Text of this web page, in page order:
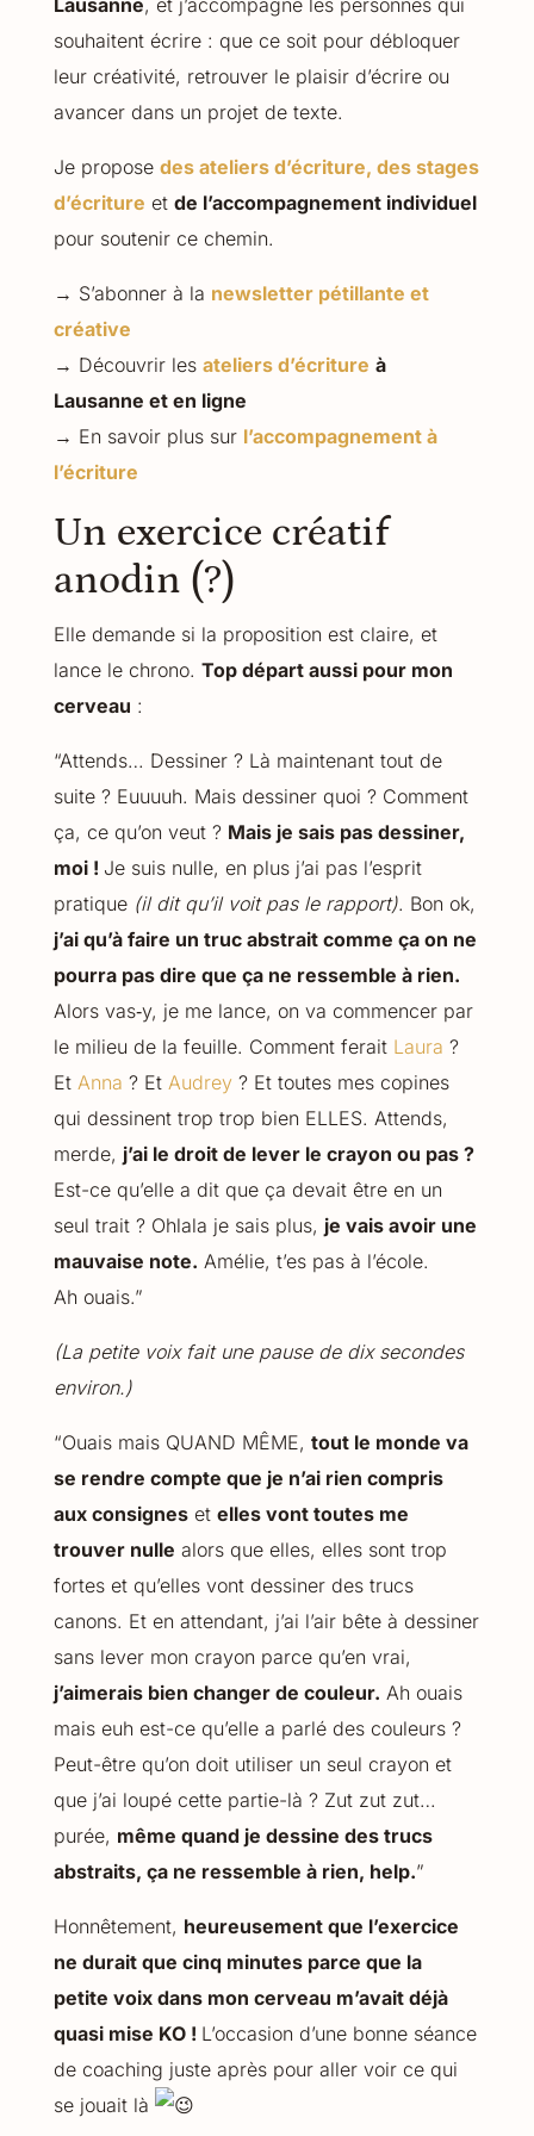
Lausanne, et j’accompagne les personnes qui
souhaitent écrire : que ce soit pour débloquer
leur créativité, retrouver le plaisir d’écrire ou
avancer dans un projet de texte.
Je propose des ateliers d’écriture, des stages
d’écriture et de l’accompagnement individuel
pour soutenir ce chemin.
→ S’abonner à la newsletter pétillante et
créative
→ Découvrir les ateliers d’écriture à
Lausanne et en ligne
→ En savoir plus sur l’accompagnement à
l’écriture
Un exercice créatif
anodin (?)
Elle demande si la proposition est claire, et
lance le chrono. Top départ aussi pour mon
cerveau :
“Attends… Dessiner ? Là maintenant tout de
suite ? Euuuuh. Mais dessiner quoi ? Comment
ça, ce qu’on veut ? Mais je sais pas dessiner,
moi ! Je suis nulle, en plus j’ai pas l’esprit
pratique (il dit qu’il voit pas le rapport). Bon ok,
j’ai qu’à faire un truc abstrait comme ça on ne
pourra pas dire que ça ne ressemble à rien.
Alors vas‑y, je me lance, on va commencer par
le milieu de la feuille. Comment ferait Laura ?
Et Anna ? Et Audrey? Et toutes mes copines
qui dessinent trop trop bien ELLES. Attends,
merde, j’ai le droit de lever le crayon ou pas ?
Est-ce qu’elle a dit que ça devait être en un
seul trait ? Ohlala je sais plus, je vais avoir une
mauvaise note. Amélie, t’es pas à l’école.
Ah ouais.”
(La petite voix fait une pause de dix secondes
environ.)
“Ouais mais QUAND MÊME, tout le monde va
se rendre compte que je n’ai rien compris
aux consigneset elles vont toutes me
trouver nulle alors que elles, elles sont trop
fortes et qu’elles vont dessiner des trucs
canons. Et en attendant, j’ai l’air bête à dessiner
sans lever mon crayon parce qu’en vrai,
j’aimerais bien changer de couleur. Ah ouais
mais euh est-ce qu’elle a parlé des couleurs ?
Peut-être qu’on doit utiliser un seul crayon et
que j’ai loupé cette partie-là ? Zut zut zut…
purée, même quand je dessine des trucs
abstraits, ça ne ressemble à rien, help.”
Honnêtement, heureusement que l’exercice
ne durait que cinq minutes parce que la
petite voix dans mon cerveau m’avait déjà
quasi mise KO ! L’occasion d’une bonne séance
de coaching juste après pour aller voir ce qui
se jouait là